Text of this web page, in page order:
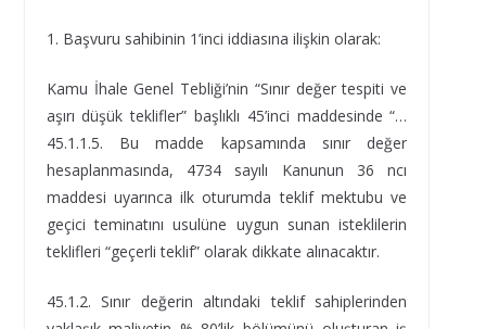
1. Başvuru sahibinin 1’inci iddiasına ilişkin olarak:
Kamu İhale Genel Tebliği’nin “Sınır değer tespiti ve
aşırı düşük teklifler” başlıklı 45’inci maddesinde “…
45.1.1.5. Bu madde kapsamında sınır değer
hesaplanmasında, 4734 sayılı Kanunun 36 ncı
maddesi uyarınca ilk oturumda teklif mektubu ve
geçici teminatını usulüne uygun sunan isteklilerin
teklifleri “geçerli teklif” olarak dikkate alınacaktır.
45.1.2. Sınır değerin altındaki teklif sahiplerinden